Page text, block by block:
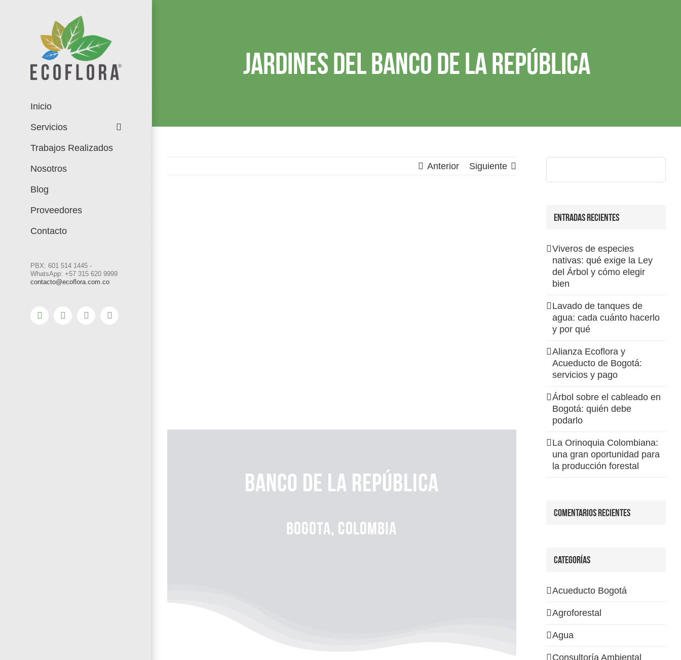
Inicio
Servicios
Trabajos Realizados
Nosotros
Blog
Proveedores
Contacto
PBX: 601 514 1445 -
WhatsApp: +57 315 620 9999
contacto@ecoflora.com.co
InstagramFacebookLinkedInYouTube
Jardines del Banco de la República
Anterior Siguiente
Banco de la república
Bogota, Colombia
Entradas recientes
Viveros de especies
nativas: qué exige la Ley
del Árbol y cómo elegir
bien
Lavado de tanques de
agua: cada cuánto hacerlo
y por qué
Alianza Ecoflora y
Acueducto de Bogotá:
servicios y pago
Árbol sobre el cableado en
Bogotá: quién debe
podarlo
La Orinoquia Colombiana:
una gran oportunidad para
la producción forestal
Comentarios recientes
Categorías
Acueducto Bogotá
Agroforestal
Agua
Consultoría Ambiental